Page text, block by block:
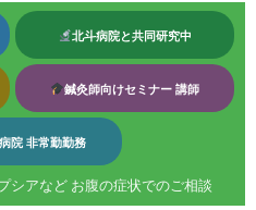
北斗病院と共同研究中
鍼灸師向けセミナー 講師
院 非常勤勤務
シアなど お腹の症状でのご相談